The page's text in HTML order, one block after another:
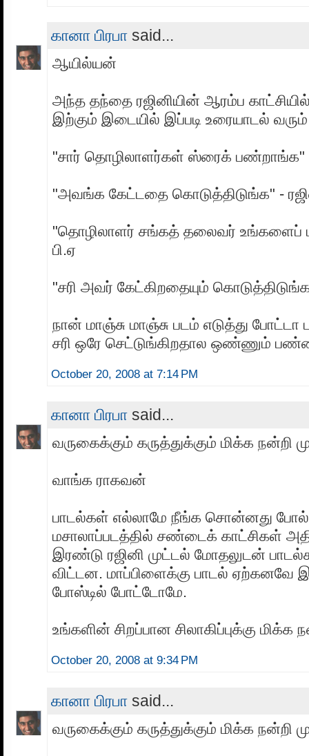
கானா பிரபா said...
ஆயில்யன்
அந்த தந்தை ரஜினியின் ஆரம்ப
இற்கும் இடையில் இப்படி உரையாடல் வரும்
"சார் தொழிலாளர்கள் ஸ்ரைக் பண்றாங்க" -
"அவங்க கேட்டதை கொடுத்திடுங்க" -
"தொழிலாளர் சங்கத் தலைவர் உங்களைப்
பி.ஏ
"சரி அவர் கேட்கிறதையும்
நான் மாஞ்சு மாஞ்சு படம் எடுத்து போட்டா
சரி ஒரே செட்டுங்கிறதால ஒண்ணும்
October 20, 2008 at 7:14 PM
கானா பிரபா said...
வருகைக்கும் கருத்துக்கும் மிக்க
வாங்க ராகவன்
பாடல்கள் எல்லாமே நீங்க சொன்னது
மசாலாப்படத்தில் சண்டைக் காட்சிகள்
இரண்டு ரஜினி முட்டல் மோதலுடன்
விட்டன. மாப்பிளைக்கு பாடல் ஏற்கனவே
போஸ்டில் போட்டோமே.
உங்களின் சிறப்பான சிலாகிப்புக்கு மிக்க
October 20, 2008 at 9:34 PM
கானா பிரபா said...
வருகைக்கும் கருத்துக்கும் மிக்க